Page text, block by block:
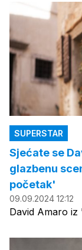
SUPERSTAR
Sjećate se
glazbenu
početak'
09.09.2024 12:12
David Amaro